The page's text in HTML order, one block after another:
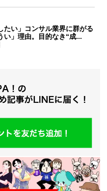
たい」コンサル業界に群がる
い」理由。目的なき“成...